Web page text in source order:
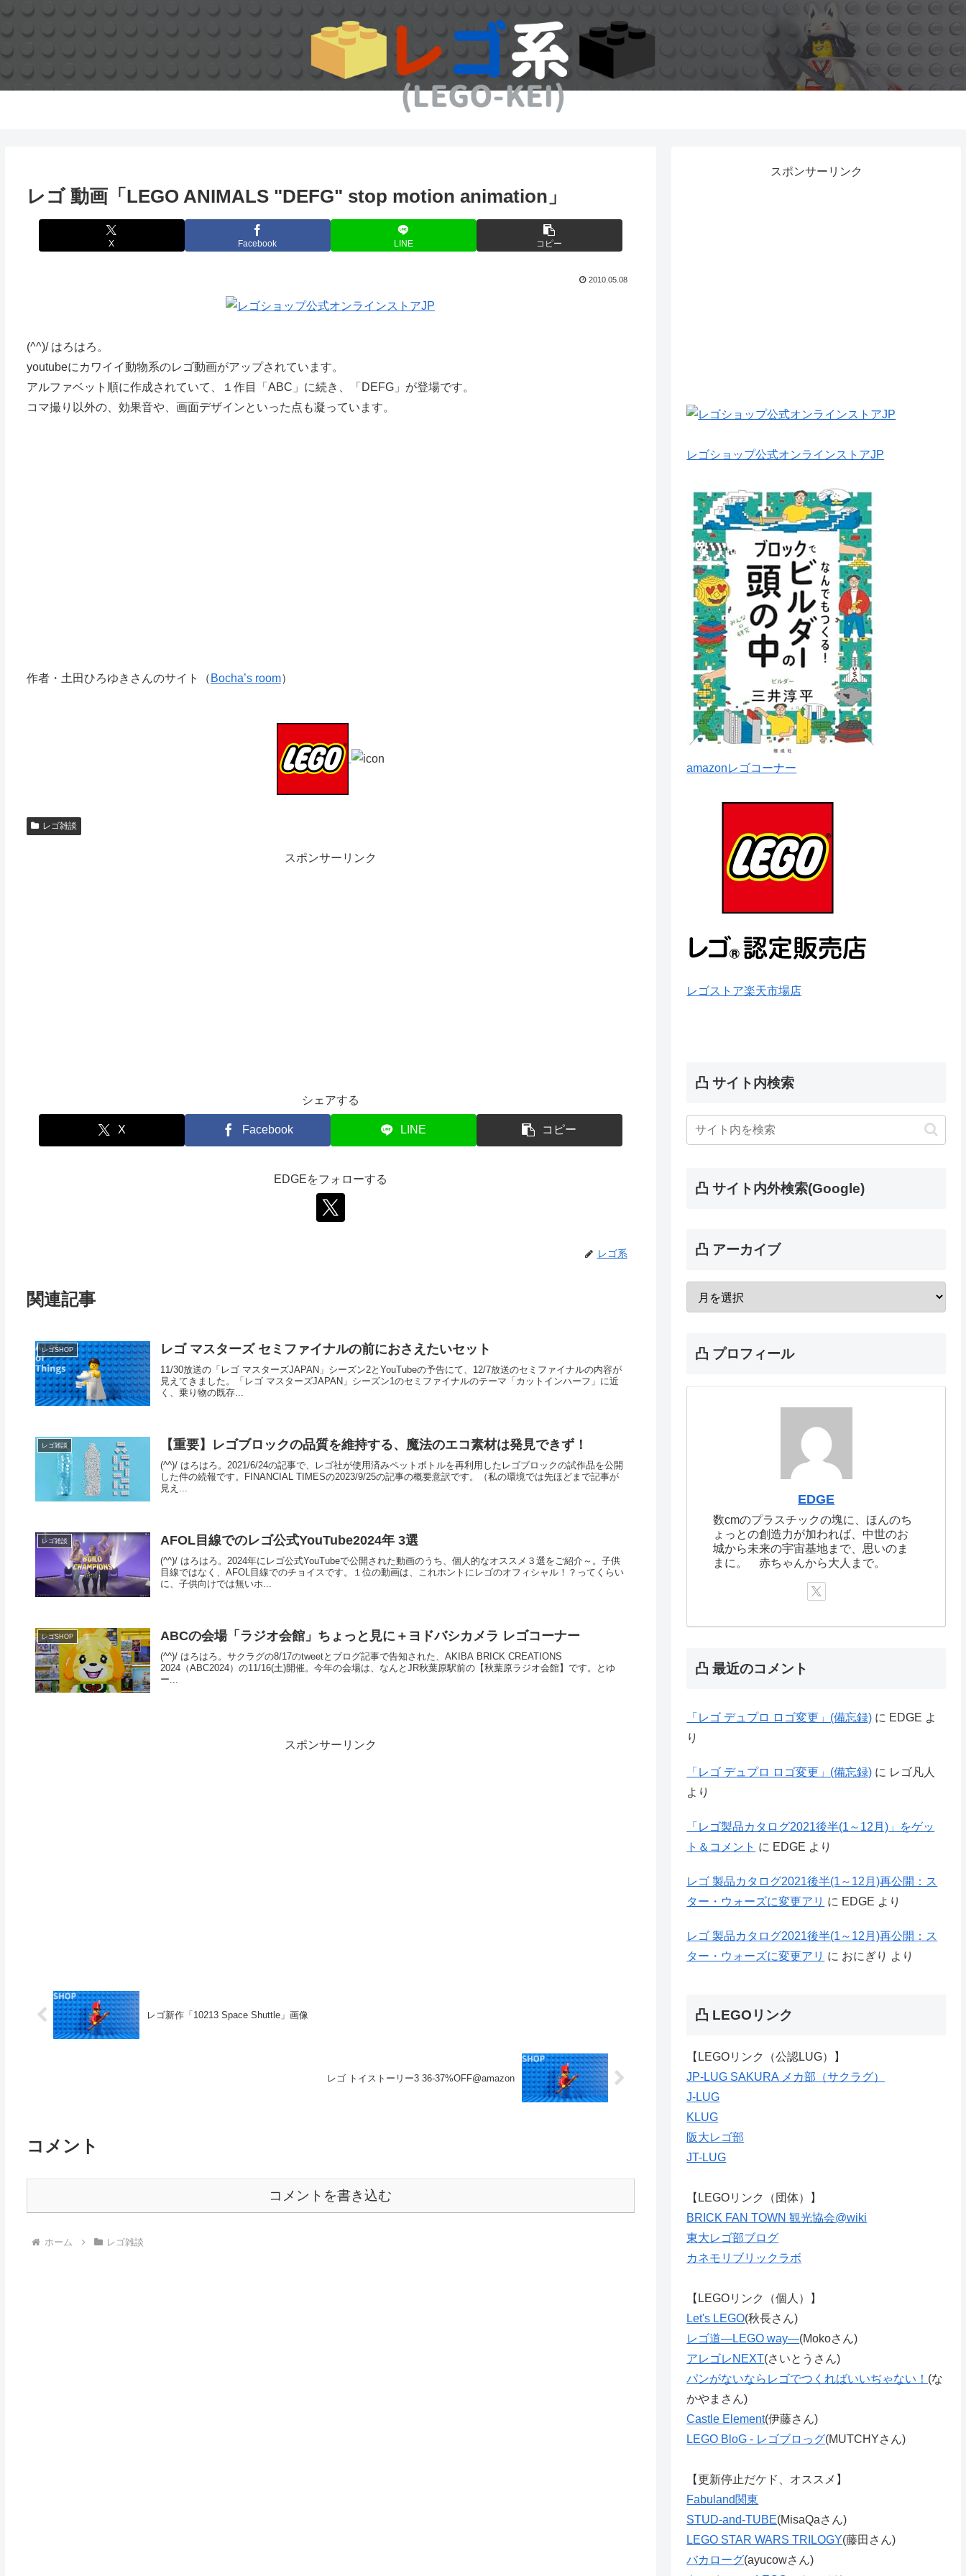
レゴ 動画「LEGO ANIMALS "DEFG" stop motion animation」
X Facebook LINE コピー
2010.05.08
(^^)/ はろはろ。
youtubeにカワイイ動物系のレゴ動画がアップされています。
アルファベット順に作成されていて、１作目「ABC」に続き、「DEFG」が登場です。
コマ撮り以外の、効果音や、画面デザインといった点も凝っています。
作者・土田ひろゆきさんのサイト（ Bocha’s room）
レゴ雑談
スポンサーリンク
シェアする
X Facebook LINE コピー
EDGEをフォローする
レゴ系
関連記事
レゴSHOP レゴ マスターズ セミファイナルの前におさえたいセット
11/30放送の「レゴ マスターズJAPAN」シーズン2とYouTubeの予告にて、12/7放送のセミファイナルの内容が
見えてきました。「レゴ マスターズJAPAN」シーズン1のセミファイナルのテーマ「カットインハーフ」に近
く、乗り物の既存...
レゴ雑談 【重要】レゴブロックの品質を維持する、魔法のエコ素材は発見できず！
(^^)/ はろはろ。2021/6/24の記事で、レゴ社が使用済みペットボトルを再利用したレゴブロックの試作品を公開
した件の続報です。FINANCIAL TIMESの2023/9/25の記事の概要意訳です。（私の環境では先ほどまで記事が
見え...
レゴ雑談 AFOL目線でのレゴ公式YouTube2024年 3選
(^^)/ はろはろ。2024年にレゴ公式YouTubeで公開された動画のうち、個人的なオススメ３選をご紹介～。子供
目線ではなく、AFOL目線でのチョイスです。１位の動画は、これホントにレゴのオフィシャル！？ってくらい
に、子供向けでは無いホ...
レゴSHOP ABCの会場「ラジオ会館」ちょっと見に＋ヨドバシカメラ レゴコーナー
(^^)/ はろはろ。サクラグの8/17のtweetとブログ記事で告知された、AKIBA BRICK CREATIONS
2024（ABC2024）の11/16(土)開催。今年の会場は、なんとJR秋葉原駅前の【秋葉原ラジオ会館】です。とゆ
ー...
スポンサーリンク
レゴ新作「10213 Space Shuttle」画像
レゴ トイストーリー3 36-37%OFF@amazon
コメント
コメントを書き込む
ホーム レゴ雑談
スポンサーリンク
レゴショップ公式オンラインストアJP
amazonレゴコーナー
レゴストア楽天市場店
凸 サイト内検索
凸 サイト内外検索(Google)
凸 アーカイブ
凸 プロフィール
EDGE
数cmのプラスチックの塊に、ほんのち
ょっとの創造力が加われば、中世のお
城から未来の宇宙基地まで、思いのま
まに。 赤ちゃんから大人まで。
凸 最近のコメント
「レゴ デュプロ ロゴ変更」(備忘録) に EDGE よ
り
「レゴ デュプロ ロゴ変更」(備忘録) に レゴ凡人
より
「レゴ製品カタログ2021後半(1～12月)」をゲッ
ト＆コメント に EDGE より
レゴ 製品カタログ2021後半(1～12月)再公開：ス
ター・ウォーズに変更アリ に EDGE より
レゴ 製品カタログ2021後半(1～12月)再公開：ス
ター・ウォーズに変更アリ に おにぎり より
凸 LEGOリンク
【LEGOリンク（公認LUG）】
JP-LUG SAKURA メカ部（サクラグ）
J-LUG
KLUG
阪大レゴ部
JT-LUG
【LEGOリンク（団体）】
BRICK FAN TOWN 観光協会@wiki
東大レゴ部ブログ
カネモリブリックラボ
【LEGOリンク（個人）】
Let's LEGO(秋長さん)
レゴ道―LEGO way―(Mokoさん)
アレゴレNEXT(さいとうさん)
パンがないならレゴでつくればいいぢゃない！ (な
かやまさん)
Castle Element(伊藤さん)
LEGO BloG - レゴブロっグ(MUTCHYさん)
【更新停止だケド、オススメ】
Fabuland関東
STUD-and-TUBE(MisaQaさん)
LEGO STAR WARS TRILOGY(藤田さん)
バカローグ(ayucowさん)